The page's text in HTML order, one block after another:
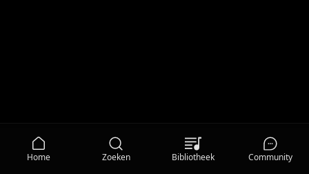
Home Zoeken Bibliotheek Community